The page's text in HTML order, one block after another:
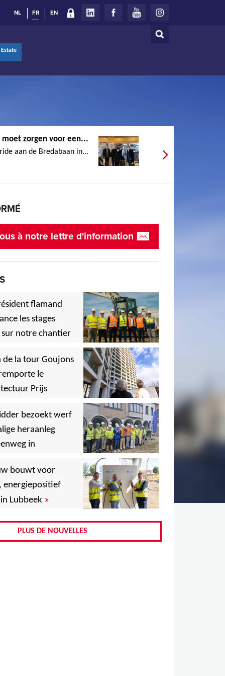
Rechercher
NL FR EN
Estate
moet zorgen voor een...
aan de Bredabaan in...
à notre lettre d'information
flamand
les stages
sur notre chantier
,
,
de la tour Goujons
le
Prijs
, ,
,
bezoekt werf
heraanleg
in
,
,
bouwt voor
energiepositief
Lubbeek »
PLUS DE NOUVELLES